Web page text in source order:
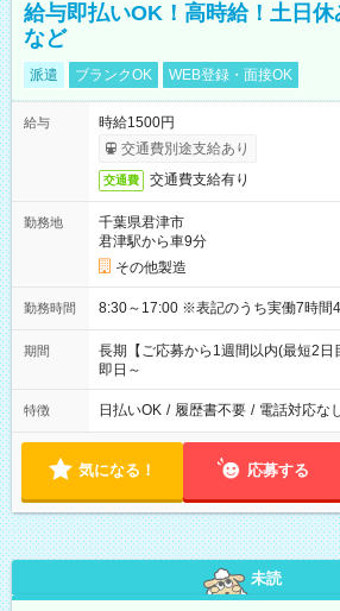
給与即払いOK！高時給！土日
など
派遣 ブランクOK WEB登録・面接OK
給与
時給1500円
交通費別途支給あり
交通費 交通費支給有り
勤務地
千葉県君津市
君津駅から車9分
その他製造
勤務時間 8:30～17:00 ※表記のうち実働7時
期間
長期【ご応募から1週間以内(最短2日
即日～
特徴 日払いOK / 履歴書不要 / 電話対応な
気になる！ 応募する
未読